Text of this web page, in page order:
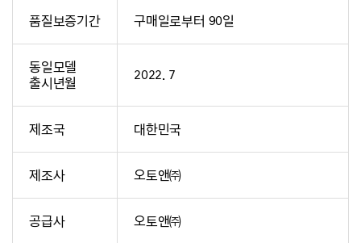
품질보증기간 구매일로부터 90일
동일모델
출시년월
2022. 7
제조국 대한민국
제조사 오토앤㈜
공급사 오토앤㈜